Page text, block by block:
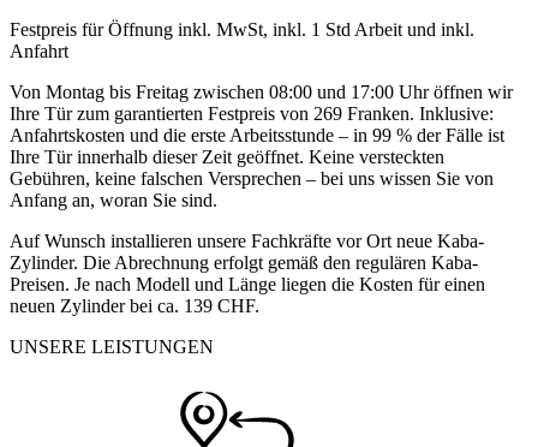
Festpreis für Öffnung inkl. MwSt, inkl. 1 Std Arbeit und inkl.
Anfahrt
Von Montag bis Freitag zwischen 08:00 und 17:00 Uhr öffnen wir
Ihre Tür zum garantierten Festpreis von 269 Franken. Inklusive:
Anfahrtskosten und die erste Arbeitsstunde – in 99 % der Fälle ist
Ihre Tür innerhalb dieser Zeit geöffnet. Keine versteckten
Gebühren, keine falschen Versprechen – bei uns wissen Sie von
Anfang an, woran Sie sind.
Auf Wunsch installieren unsere Fachkräfte vor Ort neue Kaba-
Zylinder. Die Abrechnung erfolgt gemäß den regulären Kaba-
Preisen. Je nach Modell und Länge liegen die Kosten für einen
neuen Zylinder bei ca. 139 CHF.
UNSERE LEISTUNGEN